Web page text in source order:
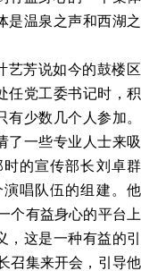
是温泉之声和西湖之
艺芳说如今的鼓楼区
任党工委书记时，积
少数几个人参加。
了一些专业人士来吸
的宣传部长刘卓群
演唱队伍的组建。他
个有益身心的平台上
这是一种有益的引
召集来开会，引导他